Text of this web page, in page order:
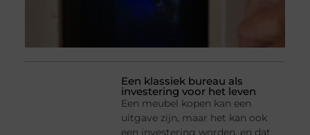
Een klassiek bureau als
investering voor het leven
Een meubel kopen kan een
uitgave zijn, maar het kan ook